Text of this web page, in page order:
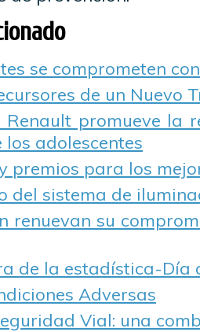
se comprometen
de un Nuevo
Renault promueve la
adolescentes
premios para los
del sistema de
renuevan su
de la estadística-Día
Adversas
Vial: una